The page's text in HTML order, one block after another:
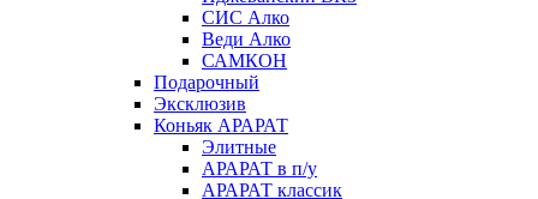
СИС Алко
Веди Алко
САМКОН
Подарочный
Эксклюзив
Коньяк АРАРАТ
Элитные
АРАРАТ в п/у
АРАРАТ классик